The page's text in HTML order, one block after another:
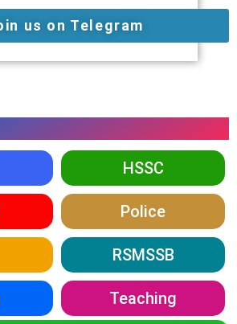
us on Telegram
HSSC
Police
RSMSSB
Teaching